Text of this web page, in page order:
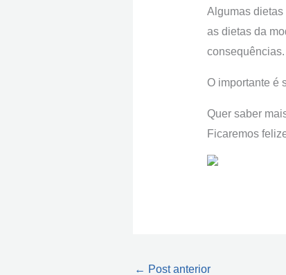
Algumas
as dietas da
consequências.
O importante é
Quer saber
Ficaremos
← Post anterior